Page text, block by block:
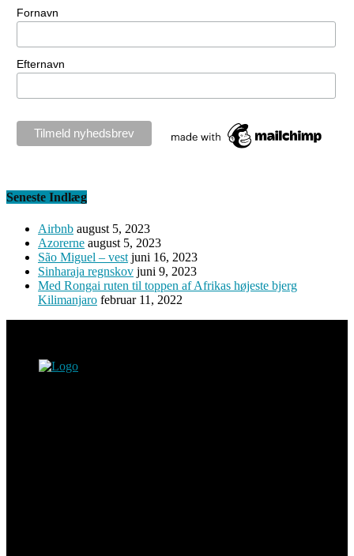
Fornavn
Efternavn
Seneste Indlæg
Airbnb august 5, 2023
Azorerne august 5, 2023
São Miguel – vest juni 16, 2023
Sinharaja regnskov juni 9, 2023
Med Rongai ruten til toppen af Afrikas højeste bjerg
Kilimanjaro februar 11, 2022